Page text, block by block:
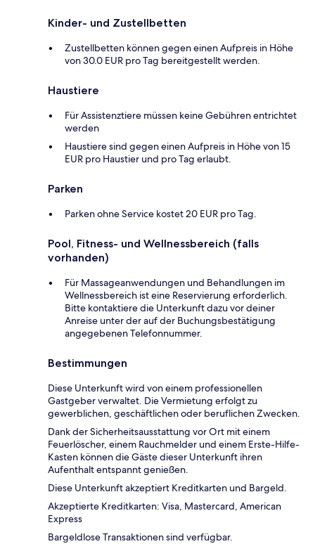
Kinder- und Zustellbetten
Zustellbetten können gegen einen Aufpreis in Höhe
von 30.0 EUR pro Tag bereitgestellt werden.
Haustiere
Für Assistenztiere müssen keine Gebühren entrichtet
werden
Haustiere sind gegen einen Aufpreis in Höhe von 15
EUR pro Haustier und pro Tag erlaubt.
Parken
Parken ohne Service kostet 20 EUR pro Tag.
Pool, Fitness- und Wellnessbereich (falls
vorhanden)
Für Massageanwendungen und Behandlungen im
Wellnessbereich ist eine Reservierung erforderlich.
Bitte kontaktiere die Unterkunft dazu vor deiner
Anreise unter der auf der Buchungsbestätigung
angegebenen Telefonnummer.
Bestimmungen
Diese Unterkunft wird von einem professionellen
Gastgeber verwaltet. Die Vermietung erfolgt zu
gewerblichen, geschäftlichen oder beruflichen Zwecken.
Dank der Sicherheitsausstattung vor Ort mit einem
Feuerlöscher, einem Rauchmelder und einem Erste-Hilfe-
Kasten können die Gäste dieser Unterkunft ihren
Aufenthalt entspannt genießen.
Diese Unterkunft akzeptiert Kreditkarten und Bargeld.
Akzeptierte Kreditkarten: Visa, Mastercard, American
Express
Bargeldlose Transaktionen sind verfügbar.